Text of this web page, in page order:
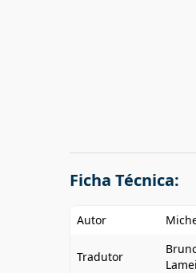
Ficha Técnica:
Autor
Tradutor